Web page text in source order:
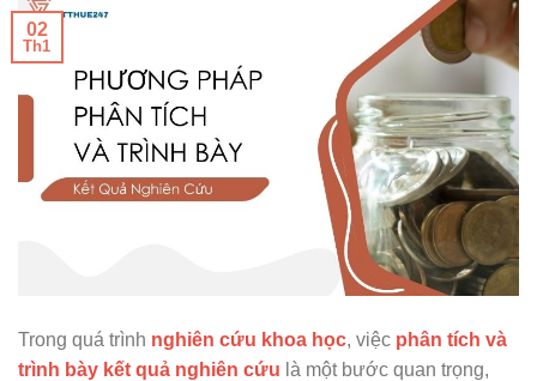
02
Th1
Trong quá trình nghiên cứu khoa học, việc phân tích và
trình bày kết quả nghiên cứu là một bước quan trọng,